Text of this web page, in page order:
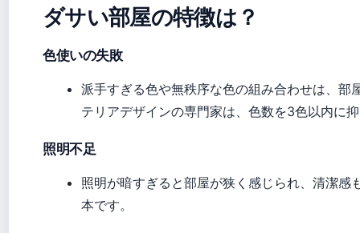
ダサい部屋の特徴は？
色使いの失敗
派手すぎる色や無秩序な色の組み合わせは、
テリアデザインの専門家は、色数を3色以内に
照明不足
照明が暗すぎると部屋が狭く感じられ、清潔
本です。